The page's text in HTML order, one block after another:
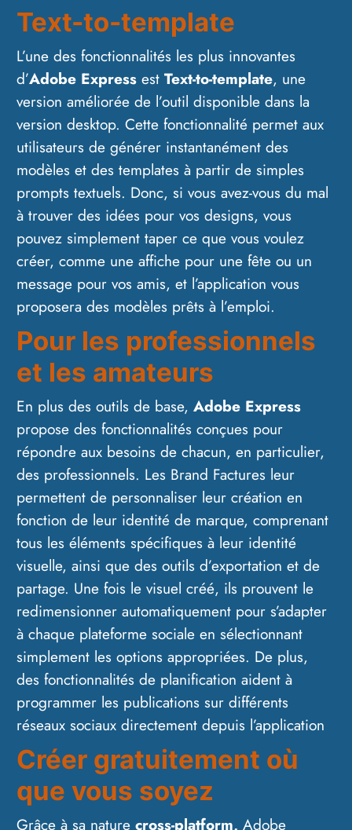
Text-to-template
L’une des fonctionnalités les plus innovantes
d’Adobe Express estText-to-template, une
version améliorée de l’outil disponible dans la
version desktop. Cette fonctionnalité permet aux
utilisateurs de générer instantanément des
modèles et des templates à partir de simples
prompts textuels. Donc, si vous avez-vous du mal
à trouver des idées pour vos designs, vous
pouvez simplement taper ce que vous voulez
créer, comme une affiche pour une fête ou un
message pour vos amis, et l’application vous
proposera des modèles prêts à l’emploi.
Pour les professionnels
et les amateurs
En plus des outils de base,Adobe Express
propose des fonctionnalités conçues pour
répondre aux besoins de chacun, en particulier,
des professionnels. Les Brand Factures leur
permettent de personnaliser leur création en
fonction de leur identité de marque, comprenant
tous les éléments spécifiques à leur identité
visuelle, ainsi que des outils d’exportation et de
partage. Une fois le visuel créé, ils prouvent le
redimensionner automatiquement pour s’adapter
à chaque plateforme sociale en sélectionnant
simplement les options appropriées. De plus,
des fonctionnalités de planification aident à
programmer les publications sur différents
réseaux sociaux directement depuis l’application
Créer gratuitement où
que vous soyez
Grâce à sa naturecross-platform, Adobe